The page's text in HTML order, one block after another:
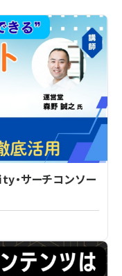
・サーチコンソー